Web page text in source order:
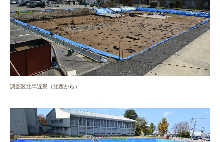
調査区北半近景（北西から）